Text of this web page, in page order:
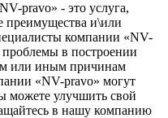
pravo» - это услуга,
преимущества и\или
компании «NV-
в построении
или иным причинам
«NV-pravo» могут
можете улучшить свой
в нашу компанию